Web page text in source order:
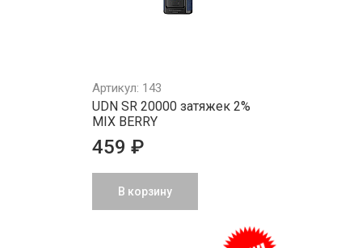
Артикул: 143
UDN SR 20000 затяжек 2%
MIX BERRY
459 ₽
В корзину